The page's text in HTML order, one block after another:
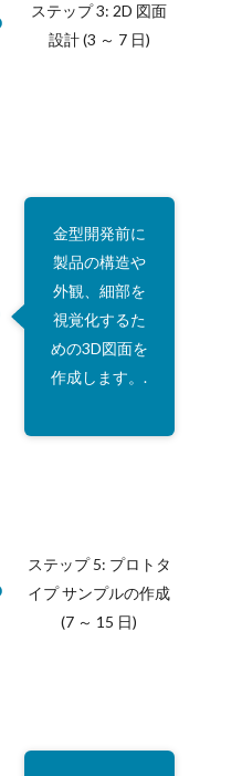
ステップ 3: 2D 図面
設計 (3 ～ 7 日)
金型開発前に
製品の構造や
外観、細部を
視覚化するた
めの3D図面を
作成します。.
ステップ 5: プロトタ
イプ サンプルの作成
(7 ～ 15 日)